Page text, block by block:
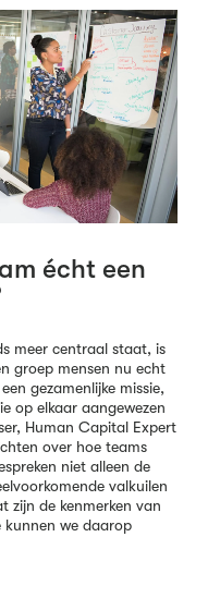
écht een
meer centraal staat, is
groep mensen nu echt
gezamenlijke missie,
op elkaar aangewezen
Human Capital Expert
over hoe teams
niet alleen de
valkuilen
zijn de kenmerken van
kunnen we daarop